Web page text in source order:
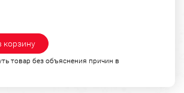
корзину
товар без объяснения причин в